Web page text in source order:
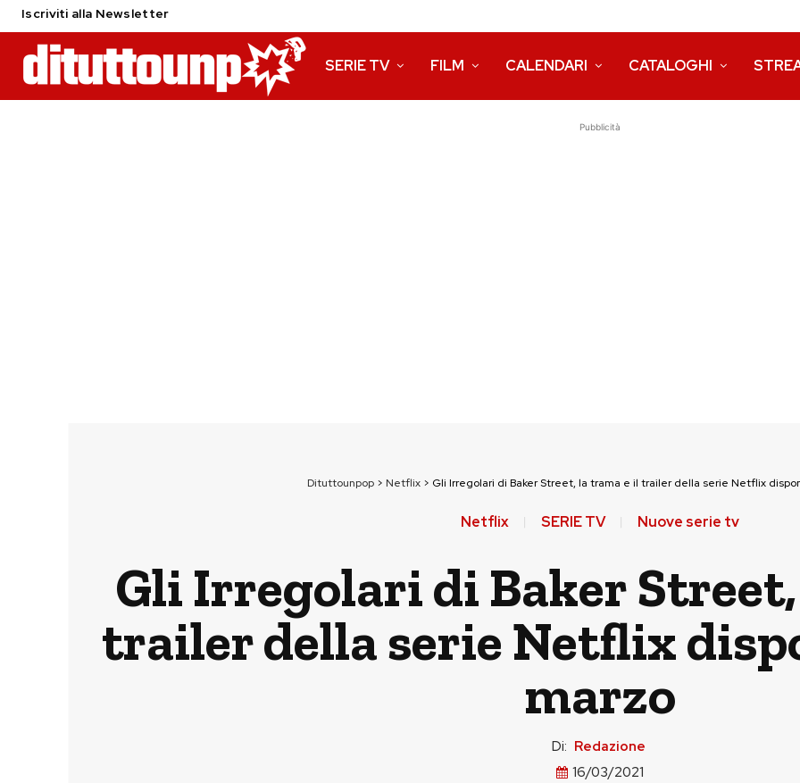
Iscriviti alla Newsletter
SERIE TV FILM CALENDARI CATALOGHI
Pubblicità
Dituttounpop> Netflix> Gli Irregolari di Baker Street, la trama e il trailer della serie Netflix
Netflix SERIE TV Nuove serie tv
Gli Irregolari di Baker
trailer della serie Netflix
marzo
Di: Redazione
16/03/2021